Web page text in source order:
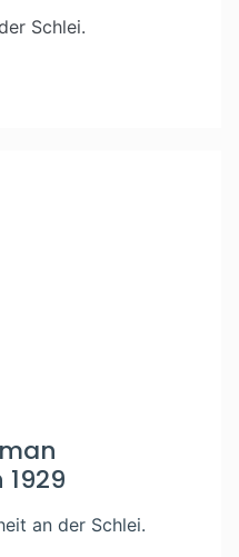
Schlei.
an der Schlei.